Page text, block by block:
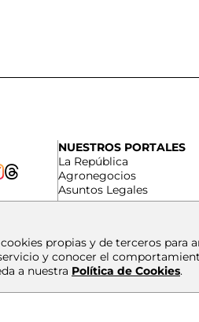
NUESTROS PORTALES
La República
Agronegocios
Asuntos Legales
propias y de terceros para
y conocer el
a nuestra Política de Cookies.